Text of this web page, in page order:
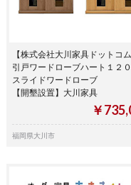
【株式会社大川家具ドットコム
引戸ワードローブハート１２０
スライドワードローブ
【開墾設置】大川家具
￥
福岡県大川市